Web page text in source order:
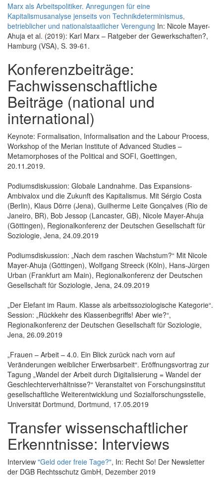
Marx als Arbeitspolitiker. Anregungen für eine
Kapitalismusanalyse jenseits von Technikdeterminismus,
betrieblicher und nationalstaatlicher Verengung In: Nicole Mayer-
Ahuja et al. (2019): Karl Marx – Ratgeber der Gewerkschaften?,
Hamburg (VSA), S. 39-61.
Konferenzbeiträge:
Fachwissenschaftliche
Beiträge (national und
international)
Keynote: Formalisation, Informalisation and the Labour Process,
Workshop of the Merian Institute of Advanced Studies –
Metamorphoses of the Political and SOFI, Goettingen,
20.11.2019.
Podiumsdiskussion: Globale Landnahme. Das Expansions-
Ambivalox und die Zukunft des Kapitalismus. Mit Sérgio Costa
(Berlin), Klaus Dörre (Jena), Guilherme Leite Gonçalves (Rio de
Janeiro, BR), Bob Jessop (Lancaster, GB), Nicole Mayer-Ahuja
(Göttingen), Regionalkonferenz der Deutschen Gesellschaft für
Soziologie, Jena, 24.09.2019
Podiumsdiskussion: „Nach dem raschen Wachstum?“ Mit Nicole
Mayer-Ahuja (Göttingen), Wolfgang Streeck (Köln), Hans-Jürgen
Urban (Frankfurt am Main), Regionalkonferenz der Deutschen
Gesellschaft für Soziologie, Jena, 24.09.2019
„Der Elefant im Raum. Klasse als arbeitssoziologische Kategorie“.
Session: „Rückkehr des Klassenbegriffs! Aber wie?“,
Regionalkonferenz der Deutschen Gesellschaft für Soziologie,
Jena, 26.09.2019
„Frauen – Arbeit – 4.0. Ein Blick zurück nach vorn auf
Veränderungen weiblicher Erwerbsarbeit“. Eröffnungsvortrag zur
Tagung „Wandel der Arbeit durch Digitalisierung = Wandel der
Geschlechterverhältnisse?“ Veranstaltet von Forschungsinstitut
gesellschaftliche Weiterentwicklung und Sozialforschungsstelle,
Universität Dortmund, Dortmund, 17.05.2019
Transfer wissenschaftlicher
Erkenntnisse: Interviews
Interview "Geld oder freie Tage?", In: Recht So! Der Newsletter
der DGB Rechtsschutz GmbH, Dezember 2019